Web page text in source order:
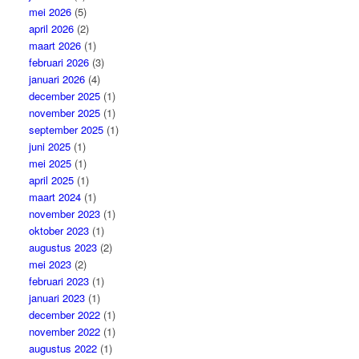
mei 2026 (5)
april 2026 (2)
maart 2026 (1)
februari 2026 (3)
januari 2026 (4)
december 2025 (1)
november 2025 (1)
september 2025 (1)
juni 2025 (1)
mei 2025 (1)
april 2025 (1)
maart 2024 (1)
november 2023 (1)
oktober 2023 (1)
augustus 2023 (2)
mei 2023 (2)
februari 2023 (1)
januari 2023 (1)
december 2022 (1)
november 2022 (1)
augustus 2022 (1)